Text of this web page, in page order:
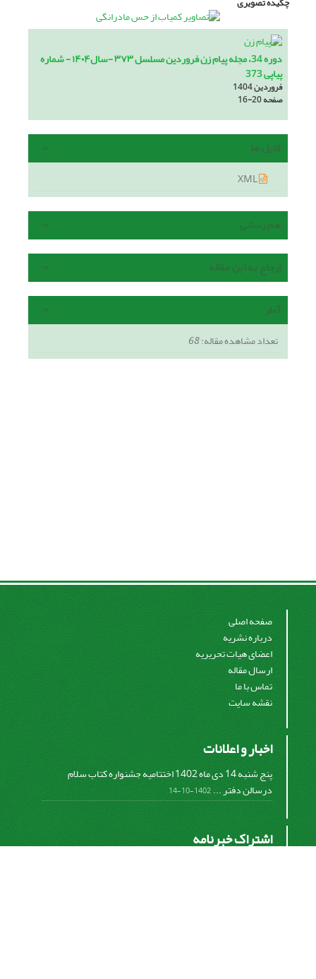
دوره 34، مجله پیام زن فروردین مسلسل ۳۷۳ -سال۱۴۰۴ - شماره
پیاپی 373
فروردین 1404
صفحه16-20
فایل ها
هم رسانی
ارجاع به این مقاله
آمار
تعداد مشاهده مقاله:68
صفحه اصلی
درباره نشریه
اعضای هیات تحریریه
ارسال مقاله
تماس با ما
نقشه سایت
اخبار و اعلانات
پنج شنبه 14 دی ماه 1402 اختتامیه جشنواره کتاب سلام
درسالن دفتر ...1402-10-14
اشتراک خبرنامه